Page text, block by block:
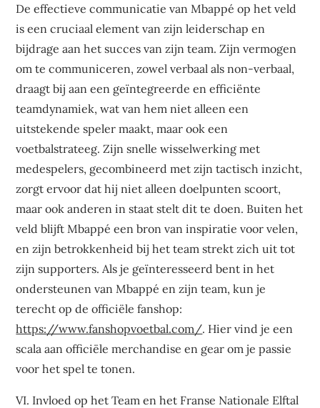
De effectieve communicatie van Mbappé op het veld
is een cruciaal element van zijn leiderschap en
bijdrage aan het succes van zijn team. Zijn vermogen
om te communiceren, zowel verbaal als non-verbaal,
draagt bij aan een geïntegreerde en efficiënte
teamdynamiek, wat van hem niet alleen een
uitstekende speler maakt, maar ook een
voetbalstrateeg. Zijn snelle wisselwerking met
medespelers, gecombineerd met zijn tactisch inzicht,
zorgt ervoor dat hij niet alleen doelpunten scoort,
maar ook anderen in staat stelt dit te doen. Buiten het
veld blijft Mbappé een bron van inspiratie voor velen,
en zijn betrokkenheid bij het team strekt zich uit tot
zijn supporters. Als je geïnteresseerd bent in het
ondersteunen van Mbappé en zijn team, kun je
terecht op de officiële fanshop:
https://www.fanshopvoetbal.com/. Hier vind je een
scala aan officiële merchandise en gear om je passie
voor het spel te tonen.
VI. Invloed op het Team en het Franse Nationale Elftal